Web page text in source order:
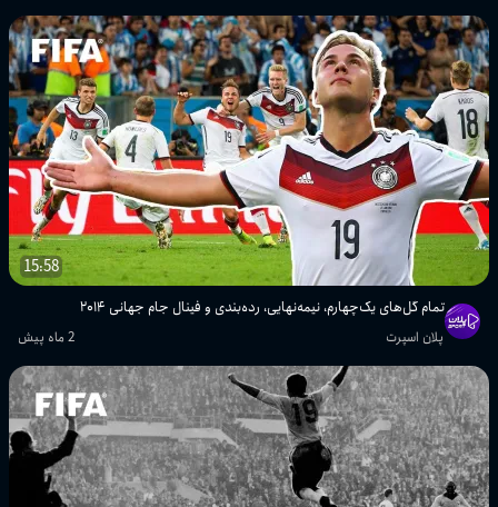
15:58
تمام گل‌های یک‌چهارم، نیمه‌نهایی، رده‌بندی و فینال جام جهانی ۲۰۱۴
پلان اسپرت 2 ماه پیش